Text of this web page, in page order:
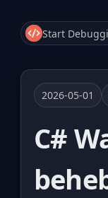
Start
2026-05-01
C#